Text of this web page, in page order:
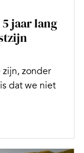
jaar lang
zonder
dat we niet